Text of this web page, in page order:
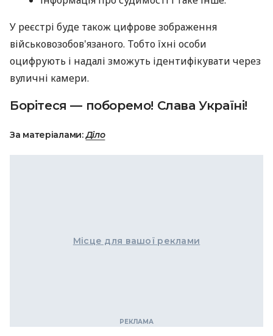
У реєстрі буде також цифрове зображення
військовозобов'язаного. Тобто їхні особи
оцифрують і надалі зможуть ідентифікувати через
вуличні камери.
Борітеся — поборемо! Слава Україні!
За матеріалами:Діло
Місце для вашої реклами